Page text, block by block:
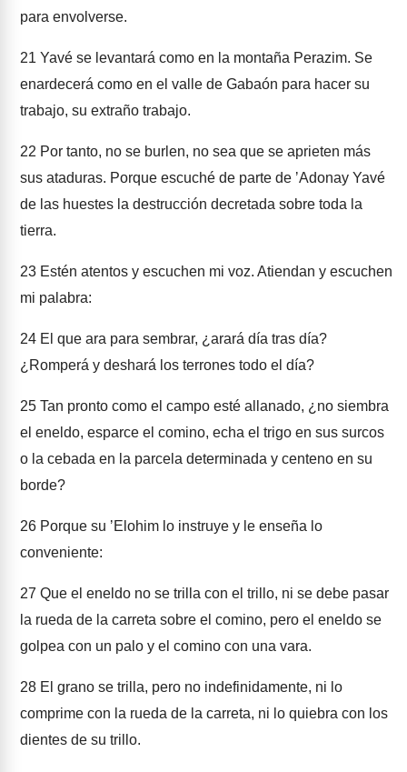
para envolverse.
21 Yavé se levantará como en la montaña Perazim. Se
enardecerá como en el valle de Gabaón para hacer su
trabajo, su extraño trabajo.
22 Por tanto, no se burlen, no sea que se aprieten más
sus ataduras. Porque escuché de parte de ʼAdonay Yavé
de las huestes la destrucción decretada sobre toda la
tierra.
23 Estén atentos y escuchen mi voz. Atiendan y escuchen
mi palabra:
24 El que ara para sembrar, ¿arará día tras día?
¿Romperá y deshará los terrones todo el día?
25 Tan pronto como el campo esté allanado, ¿no siembra
el eneldo, esparce el comino, echa el trigo en sus surcos
o la cebada en la parcela determinada y centeno en su
borde?
26 Porque su ʼElohim lo instruye y le enseña lo
conveniente:
27 Que el eneldo no se trilla con el trillo, ni se debe pasar
la rueda de la carreta sobre el comino, pero el eneldo se
golpea con un palo y el comino con una vara.
28 El grano se trilla, pero no indefinidamente, ni lo
comprime con la rueda de la carreta, ni lo quiebra con los
dientes de su trillo.